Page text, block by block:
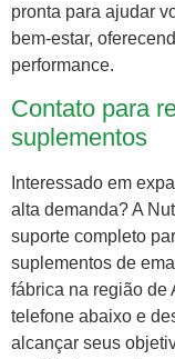
pronta para ajudar
bem-estar,
performance.
Contato para
suplementos
Interessado em
alta demanda? A
suporte completo
suplementos de
fábrica na região de
telefone abaixo e
alcançar seus